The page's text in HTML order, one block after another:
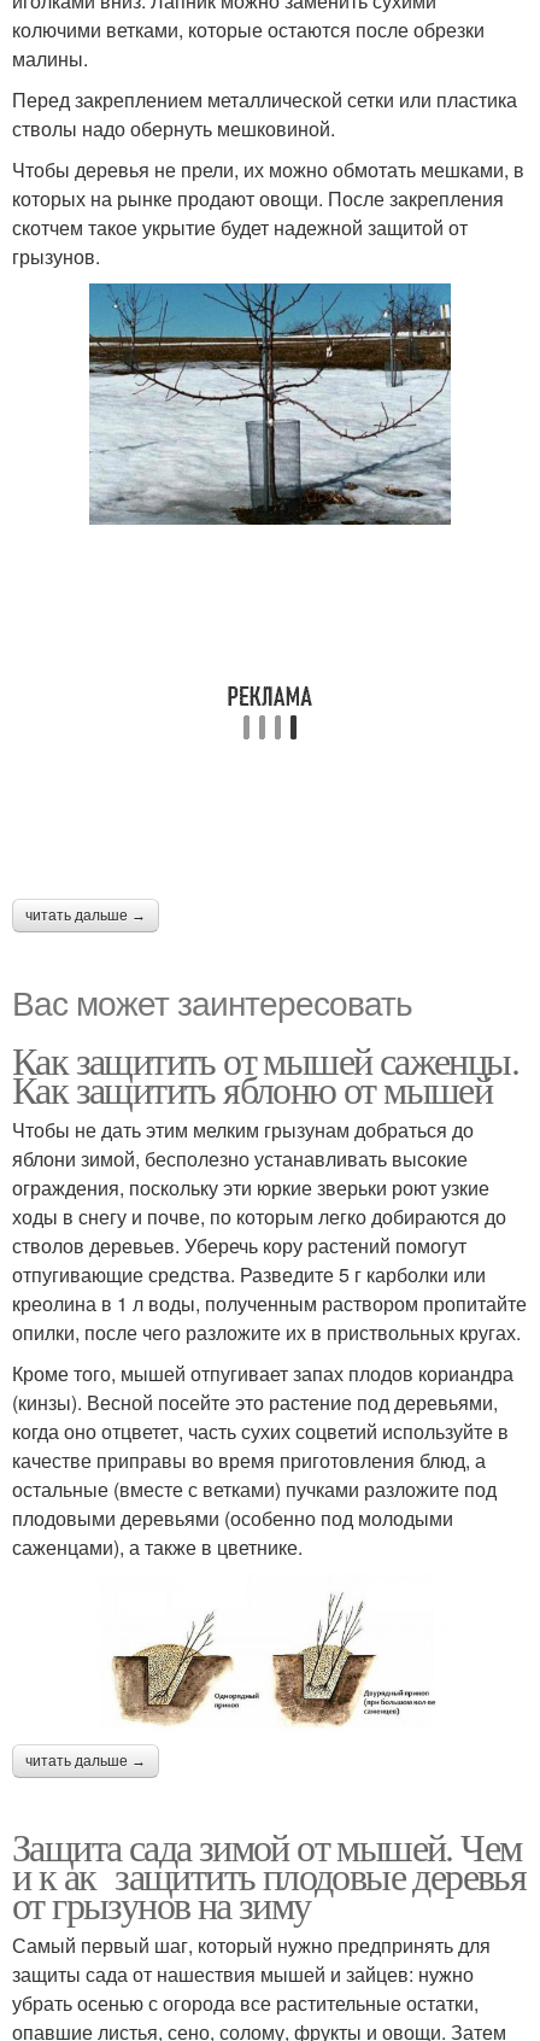
колючими ветками, которые остаются после обрезки
малины.
Перед закреплением металлической сетки или пластика
стволы надо обернуть мешковиной.
Чтобы деревья не прели, их можно обмотать мешками, в
которых на рынке продают овощи. После закрепления
скотчем такое укрытие будет надежной защитой от
грызунов.
читать дальше →
Вас может заинтересовать
Как защитить от мышей саженцы.
Как защитить яблоню от мышей
Чтобы не дать этим мелким грызунам добраться до
яблони зимой, бесполезно устанавливать высокие
ограждения, поскольку эти юркие зверьки роют узкие
ходы в снегу и почве, по которым легко добираются до
стволов деревьев. Уберечь кору растений помогут
отпугивающие средства. Разведите 5 г карболки или
креолина в 1 л воды, полученным раствором пропитайте
опилки, после чего разложите их в приствольных кругах.
Кроме того, мышей отпугивает запах плодов кориандра
(кинзы). Весной посейте это растение под деревьями,
когда оно отцветет, часть сухих соцветий используйте в
качестве приправы во время приготовления блюд, а
остальные (вместе с ветками) пучками разложите под
плодовыми деревьями (особенно под молодыми
саженцами), а также в цветнике.
читать дальше →
Защита сада зимой от мышей. Чем
и к ак защитить плодовые деревья
от грызунов на зиму
Самый первый шаг, который нужно предпринять для
защиты сада от нашествия мышей и зайцев: нужно
убрать осенью с огорода все растительные остатки,
опавшие листья, сено, солому, фрукты и овощи. Затем